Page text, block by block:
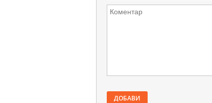
ДОБАВИ